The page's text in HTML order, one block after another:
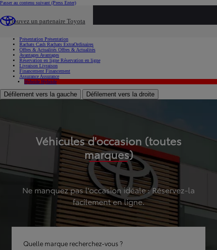
Passer au contenu suivant (Press Enter)
Trouvez un partenaire Toyota
Présentation Présentation
Rachats Cash Rachats ExtraOrdinaires
Offres & Actualités Offres & Actualités
Avantages Avantages
Réservation en ligne Réservation en ligne
Livraison Livraison
Financement Financement
Assurance Assurance
Hybride Hybride
Défilement vers la gauche Défilement vers la droite
Véhicules d'occasion (toutes
marques)
Ne manquez pas l'occasion idéale : Réservez-la
facilement en ligne.
Quelle marque recherchez-vous ?